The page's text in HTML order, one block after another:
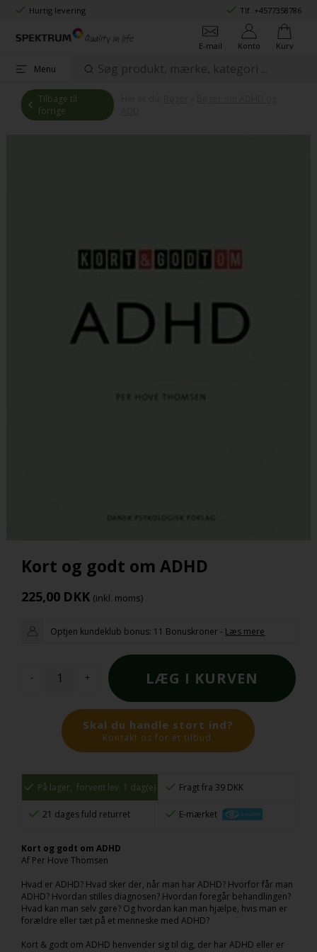
Hurtig levering Tlf.:+4577358786
E-mail Konto Kurv
Menu
Tilbage til
forrige
Kort og godt om ADHD
225,00 DKK (inkl. moms)
Optjen kundeklub bonus: 11 Bonuskroner - Læs mere
- +
Skal du handle stort ind?
Kontakt os for et tilbud.
På lager,forvent lev. 1 dag(e) Fragt fra 39 DKK
21 dages fuld returret E-mærket
Kort og godt om ADHD
Af Per Hove Thomsen
Hvad er ADHD? Hvad sker der, når man har ADHD? Hvorfor får man
ADHD? Hvordan stilles diagnosen? Hvordan foregår behandlingen?
Hvad kan man selv gøre? Og hvordan kan man hjælpe, hvis man er
forældre eller tæt på et menneske med ADHD?
Kort & godt om ADHD henvender sig til dig, der har ADHD eller er